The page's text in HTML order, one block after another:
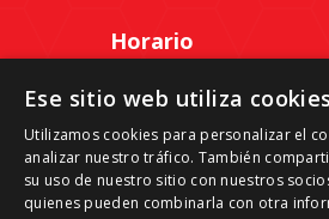
Horario
Viernes: 09:30 a 14:00
Dirección
Ese sitio web utiliza cookies
Utilizamos cookies para personalizar el
analizar nuestro tráfico. También
su uso de nuestro sitio con nuestros
quienes pueden combinarla con otra